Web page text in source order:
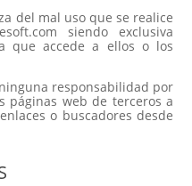
del mal uso que se realice
siendo exclusiva
que accede a ellos o los
responsabilidad por
páginas web de terceros a
o buscadores desde